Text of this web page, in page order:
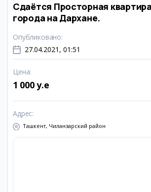
Сдаётся Просторная
города на Дархане.
Опубликовано:
27.04.2021, 01:51
Цена:
1 000 y.e
Адрес:
Ташкент, Чиланзарский район